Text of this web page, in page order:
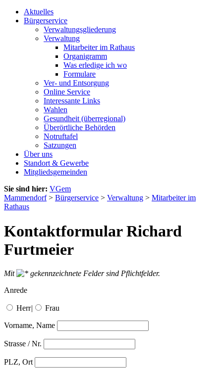
Aktuelles
Bürgerservice
Verwaltungsgliederung
Verwaltung
Mitarbeiter im Rathaus
Organigramm
Was erledige ich wo
Formulare
Ver- und Entsorgung
Online Service
Interessante Links
Wahlen
Gesundheit (überregional)
Überörtliche Behörden
Notruftafel
Satzungen
Über uns
Standort & Gewerbe
Mitgliedsgemeinden
Sie sind hier: VGem
Mammendorf> Bürgerservice > Verwaltung > Mitarbeiter im
Rathaus
Kontaktformular Richard
Furtmeier
Mit
gekennzeichnete Felder sind Pflichtfelder.
Anrede
Herr| Frau
Vorname, Name
Strasse / Nr.
PLZ, Ort